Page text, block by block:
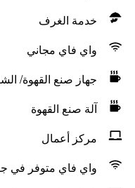
خدمة الغرف
واي فاي مجاني
جهاز صنع القهوة/
آلة صنع القهوة
مركز أعمال
واي فاي متوفر في